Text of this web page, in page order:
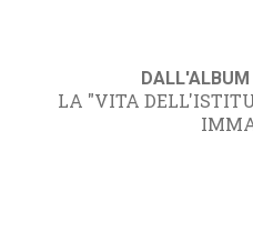
LA "VITA